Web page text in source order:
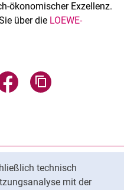
technisch
mit der
ökonomischer Exzellenz.
über die LOEWE-
Mail teilen
über WhatsApp teilen
Seite über Facebook